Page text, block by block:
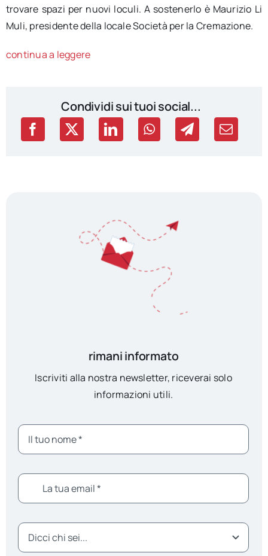
trovare spazi per nuovi loculi. A sostenerlo è Maurizio Li
Muli, presidente della locale Società per la Cremazione.
continua a leggere
Condividi sui tuoi social...
rimani informato
Iscriviti alla nostra newsletter, riceverai solo
informazioni utili.